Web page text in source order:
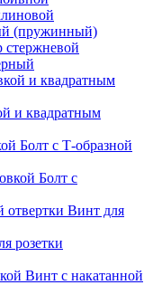
(пружинный)
стержневой
и квадратным
Болт с Т-образной
Болт с
Винт для
розетки
Винт с накатанной